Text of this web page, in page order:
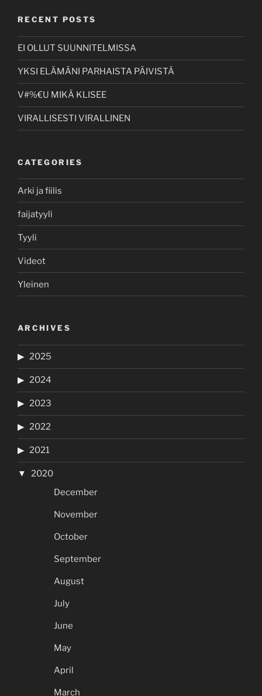
RECENT POSTS
EI OLLUT SUUNNITELMISSA
YKSI ELÄMÄNI PARHAISTA PÄIVISTÄ
V#%€U MIKÄ KLISEE
VIRALLISESTI VIRALLINEN
CATEGORIES
Arki ja fiilis
faijatyyli
Tyyli
Videot
Yleinen
ARCHIVES
2025
2024
2023
2022
2021
2020
December
November
October
September
August
July
June
May
April
March